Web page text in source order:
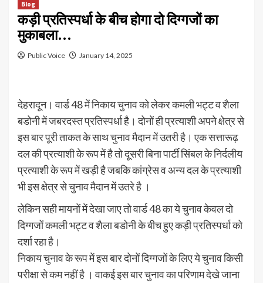
Blog
कड़ी प्रतिस्पर्धा के बीच होगा दो दिग्गजों का
मुकाबला…
Public Voice January 14, 2025
देहरादून। वार्ड 48 में निकाय चुनाव को लेकर कमली भट्ट व शैला
बडोनी में जबरदस्त प्रतिस्पर्धा है। दोनों ही प्रत्याशी अपने क्षेत्र से
इस बार पूरी ताकत के साथ चुनाव मैदान में उतरी है। एक सत्तारूढ़
दल की प्रत्याशी के रूप में है तो दूसरी बिना पार्टी सिंबल के निर्दलीय
प्रत्याशी के रूप में खड़ी है जबकि कांग्रेस व अन्य दल के प्रत्याशी
भी इस क्षेत्र से चुनाव मैदान में उतरे है ।
लेकिन सही मायनों में देखा जाए तो वार्ड 48 का ये चुनाव केवल दो
दिग्गजों कमली भट्ट व शैला बडोनी के बीच हुए कड़ी प्रतिस्पर्धा को
दर्शा रहा है।
निकाय चुनाव के रूप में इस बार दोनों दिग्गजों के लिए ये चुनाव किसी
परीक्षा से कम नहीं है । वाकई इस बार चुनाव का परिणाम देखे जाना